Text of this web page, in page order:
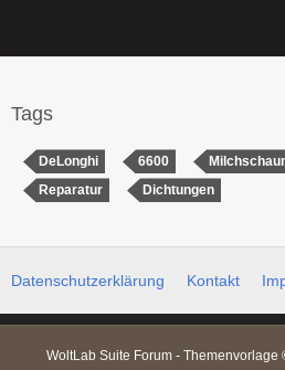
Tags
DeLonghi 6600
Reparatur
Dichtungen
Datenschutzerklärung Kontakt
WoltLab Suite Forum - Themenvorlage